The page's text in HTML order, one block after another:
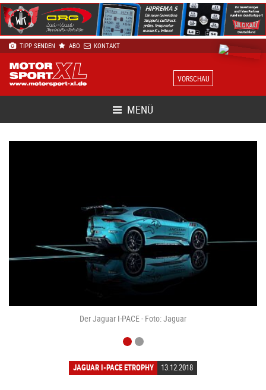
TIPP SENDEN ABO KONTAKT
VORSCHAU
MENÜ
Der Jaguar I-PACE - Foto: Jaguar
JAGUAR I-PACE ETROPHY 13.12.2018